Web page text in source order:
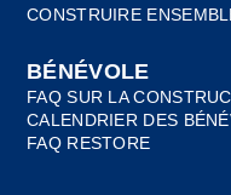
CONSTRUIRE
BÉNÉVOLE
FAQ SUR LA
CALENDRIER DES
FAQ RESTORE